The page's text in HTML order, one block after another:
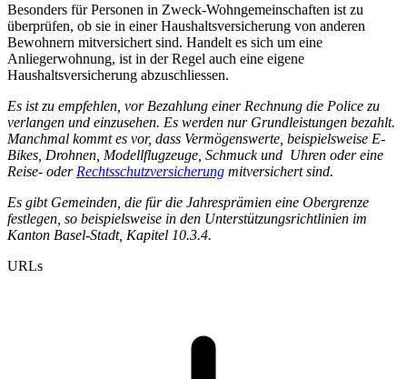
Besonders für Personen in Zweck-Wohngemeinschaften ist zu
überprüfen, ob sie in einer Haushaltsversicherung von anderen
Bewohnern mitversichert sind. Handelt es sich um eine
Anliegerwohnung, ist in der Regel auch eine eigene
Haushaltsversicherung abzuschliessen.
Es ist zu empfehlen, vor Bezahlung einer Rechnung die Police zu
verlangen und einzusehen. Es werden nur Grundleistungen bezahlt.
Manchmal kommt es vor, dass Vermögenswerte, beispielsweise E-
Bikes, Drohnen, Modellflugzeuge, Schmuck und Uhren oder eine
Reise- oder Rechtsschutzversicherung mitversichert sind.
Es gibt Gemeinden, die für die Jahresprämien eine Obergrenze
festlegen, so beispielsweise in den Unterstützungsrichtlinien im
Kanton Basel-Stadt, Kapitel 10.3.4.
URLs